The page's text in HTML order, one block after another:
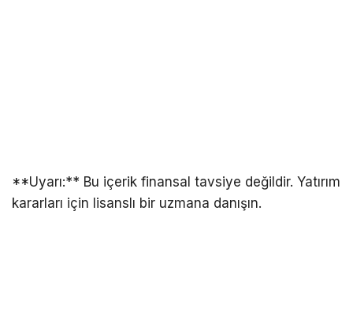
**Uyarı:** Bu içerik finansal tavsiye değildir. Yatırım
kararları için lisanslı bir uzmana danışın.